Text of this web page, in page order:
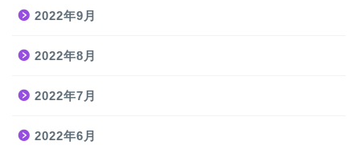
2022年9月
2022年8月
2022年7月
2022年6月